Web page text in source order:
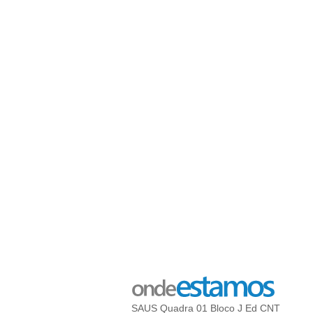
SAUS Quadra 01 Bloco J Ed CNT